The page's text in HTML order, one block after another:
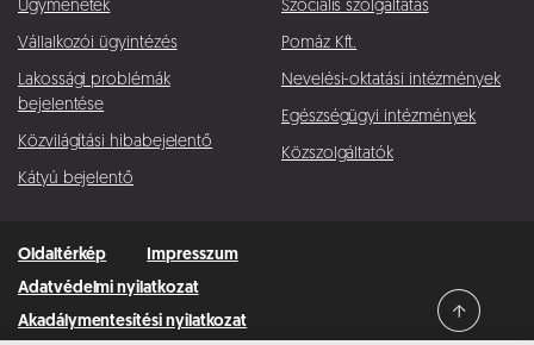
Ügymenetek
Vállalkozói ügyintézés
Lakossági problémák
bejelentése
Közvilágítási hibabejelentő
Kátyú bejelentő
Szociális szolgáltatás
Pomáz Kft.
Nevelési-oktatási intézmények
Egészségügyi intézmények
Közszolgáltatók
Oldaltérkép
Impresszum
Adatvédelmi nyilatkozat
Akadálymentesítési nyilatkozat